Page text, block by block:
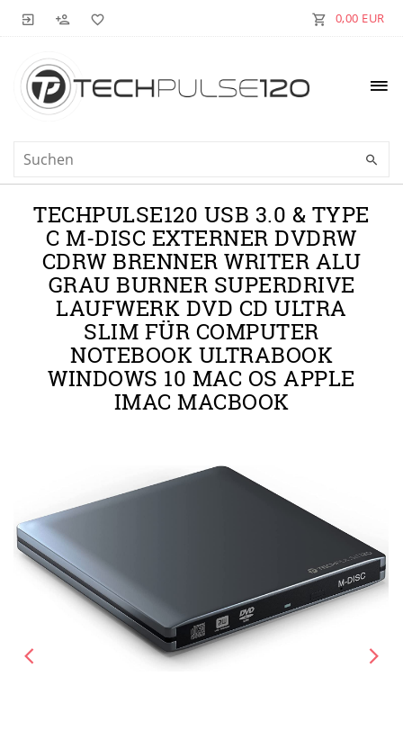
0,00 EUR
TECHPULSE120 USB 3.0 & TYPE
C M-DISC EXTERNER DVDRW
CDRW BRENNER WRITER ALU
GRAU BURNER SUPERDRIVE
LAUFWERK DVD CD ULTRA
SLIM FÜR COMPUTER
NOTEBOOK ULTRABOOK
WINDOWS 10 MAC OS APPLE
IMAC MACBOOK